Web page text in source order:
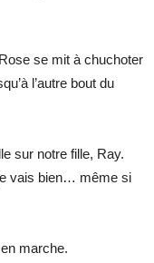
se mit à chuchoter
l’autre bout du
sur notre fille, Ray.
vais bien… même si
marche.